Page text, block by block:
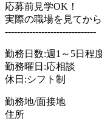
応募前見学OK！
実際の職場を見てか
------------------------------
勤務日数:週1～5日程
勤務曜日:応相談
休日:シフト制
勤務地/面接地
住所